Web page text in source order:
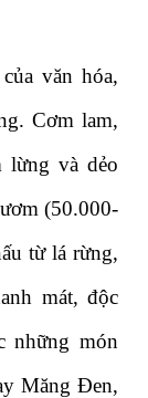
văn hóa,
Cơm lam,
lừng và dẻo
(50.000-
từ lá rừng,
mát, độc
những món
Măng Đen,